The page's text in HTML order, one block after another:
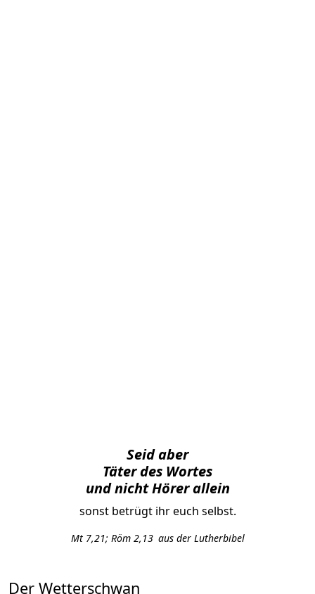
Seid aber
Täter des Wortes
und nicht Hörer allein
sonst betrügt ihr euch selbst.
Mt 7,21; Röm 2,13 aus der Lutherbibel
Der Wetterschwan